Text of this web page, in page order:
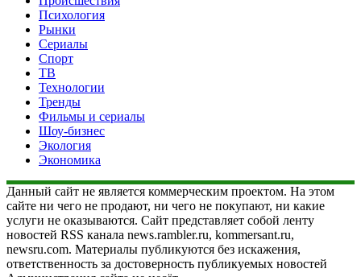
Психология
Рынки
Сериалы
Спорт
ТВ
Технологии
Тренды
Фильмы и сериалы
Шоу-бизнес
Экология
Экономика
Данный сайт не является коммерческим проектом. На этом
сайте ни чего не продают, ни чего не покупают, ни какие
услуги не оказываются. Сайт представляет собой ленту
новостей RSS канала news.rambler.ru, kommersant.ru,
newsru.com. Материалы публикуются без искажения,
ответственность за достоверность публикуемых новостей